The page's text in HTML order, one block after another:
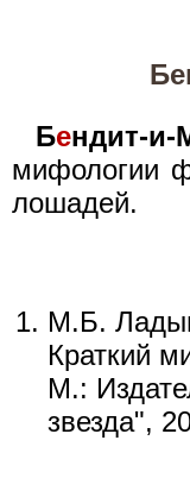
Бендит-и-
мифологии
лошадей.
М.Б.
Краткий
М.:
звезда",